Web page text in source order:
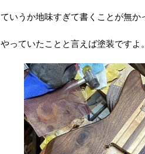
ていうか地味すぎて書くことが無か
やっていたことと言えば塗装ですよ。